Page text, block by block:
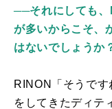
──それにしても、
が多いからこそ、
はないでしょうか
RINON「そうで
をしてきたディテ